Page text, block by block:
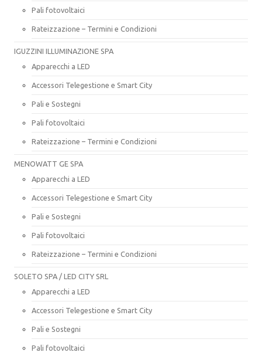
Pali fotovoltaici
Rateizzazione – Termini e Condizioni
IGUZZINI ILLUMINAZIONE SPA
Apparecchi a LED
Accessori Telegestione e Smart City
Pali e Sostegni
Pali fotovoltaici
Rateizzazione – Termini e Condizioni
MENOWATT GE SPA
Apparecchi a LED
Accessori Telegestione e Smart City
Pali e Sostegni
Pali fotovoltaici
Rateizzazione – Termini e Condizioni
SOLETO SPA / LED CITY SRL
Apparecchi a LED
Accessori Telegestione e Smart City
Pali e Sostegni
Pali fotovoltaici